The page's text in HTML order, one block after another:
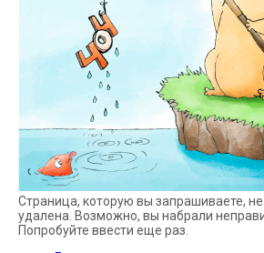
Страница, которую вы запрашиваете,
удалена. Возможно, вы набрали
Попробуйте ввести еще раз.